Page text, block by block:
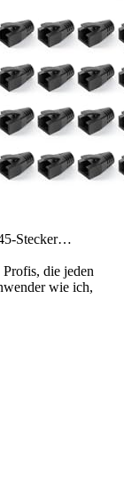
Stecker…
die jeden
wie ich,